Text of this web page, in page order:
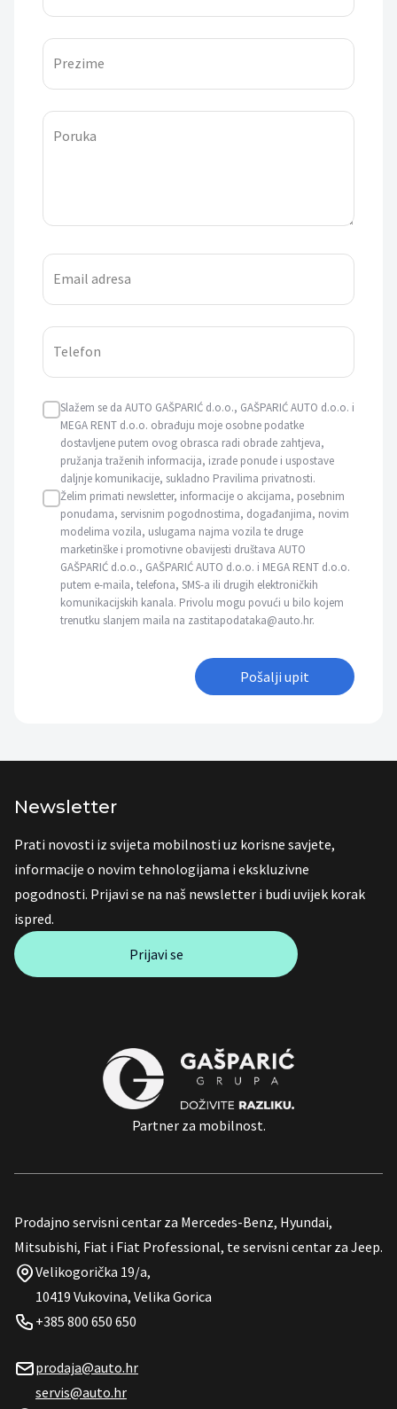
Prezime
Poruka
Email adresa
Telefon
Slažem se da AUTO GAŠPARIĆ d.o.o., GAŠPARIĆ AUTO d.o.o. i
MEGA RENT d.o.o. obrađuju moje osobne podatke
dostavljene putem ovog obrasca radi obrade zahtjeva,
pružanja traženih informacija, izrade ponude i uspostave
daljnje komunikacije, sukladno Pravilima privatnosti.
Želim primati newsletter, informacije o akcijama, posebnim
ponudama, servisnim pogodnostima, događanjima, novim
modelima vozila, uslugama najma vozila te druge
marketinške i promotivne obavijesti društava AUTO
GAŠPARIĆ d.o.o., GAŠPARIĆ AUTO d.o.o. i MEGA RENT d.o.o.
putem e-maila, telefona, SMS-a ili drugih elektroničkih
komunikacijskih kanala. Privolu mogu povući u bilo kojem
trenutku slanjem maila na zastitapodataka@auto.hr.
Pošalji upit
Newsletter
Prati novosti iz svijeta mobilnosti uz korisne savjete,
informacije o novim tehnologijama i ekskluzivne
pogodnosti. Prijavi se na naš newsletter i budi uvijek korak
ispred.
Prijavi se
Partner za mobilnost.
Prodajno servisni centar za Mercedes-Benz, Hyundai,
Mitsubishi, Fiat i Fiat Professional, te servisni centar za Jeep.
Velikogorička 19/a,
10419 Vukovina, Velika Gorica
+385 800 650 650
prodaja@auto.hr
servis@auto.hr